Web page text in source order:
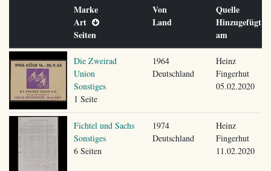
Marke
Art
Seiten
Von
Land
Quelle
Hinzugefügt
am
Die Zweirad
Union
Sonstiges
1 Seite
1964
Deutschland
Heinz
Fingerhut
05.02.2020
Fichtel und Sachs
Sonstiges
6 Seiten
1974
Deutschland
Heinz
Fingerhut
11.02.2020